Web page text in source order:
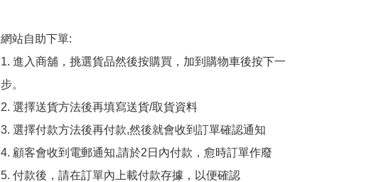
網站自助下單:
1. 進入商舖，挑選貨品然後按購買，加到購物車後按下一
步。
2. 選擇送貨方法後再填寫送貨/取貨資料
3. 選擇付款方法後再付款,然後就會收到訂單確認通知
4. 顧客會收到電郵通知,請於2日內付款，愈時訂單作廢
5. 付款後，請在訂單內上載付款存據，以便確認